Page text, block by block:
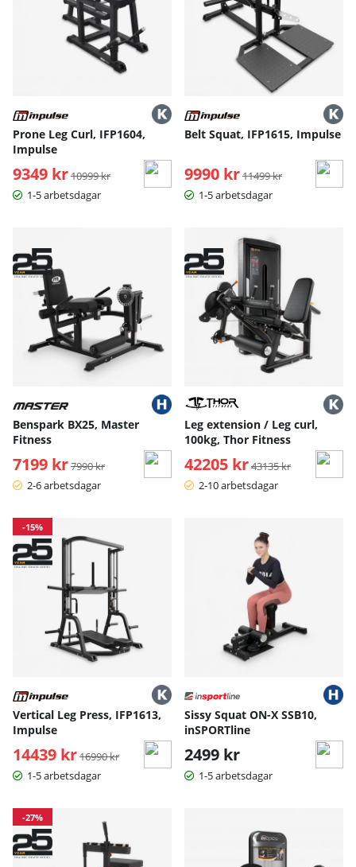
Prone Leg Curl, IFP1604,
Impulse
9349 kr Ordinarie pris:
10999 kr
1-5 arbetsdagar
Belt Squat, IFP1615, Impulse
9990 kr Ordinarie pris:
11499 kr
1-5 arbetsdagar
Benspark BX25, Master
Fitness
7199 krOrdinarie pris:
7990 kr
2-6 arbetsdagar
Leg extension / Leg curl,
100kg, Thor Fitness
42205 kr Ordinarie pris:
43135 kr
2-10 arbetsdagar
-15%
Vertical Leg Press, IFP1613,
Impulse
14439 kr Ordinarie pris:
16990 kr
1-5 arbetsdagar
Sissy Squat ON-X SSB10,
inSPORTline
2499 kr
1-5 arbetsdagar
-27%